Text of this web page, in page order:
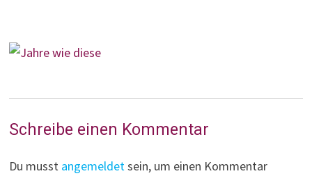
Schreibe einen Kommentar
Du musst angemeldetsein, um einen Kommentar